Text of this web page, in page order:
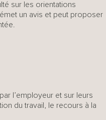
sur les orientations
un avis et peut proposer
l’employeur et sur leurs
du travail, le recours à la